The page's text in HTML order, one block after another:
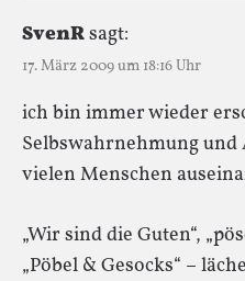
SvenRsagt:
17. März 2009 um 18:16 Uhr
ich bin immer wieder
Selbswahrnehmung
vielen Menschen
„Wir sind die Guten“,
„Pöbel & Gesocks“ –